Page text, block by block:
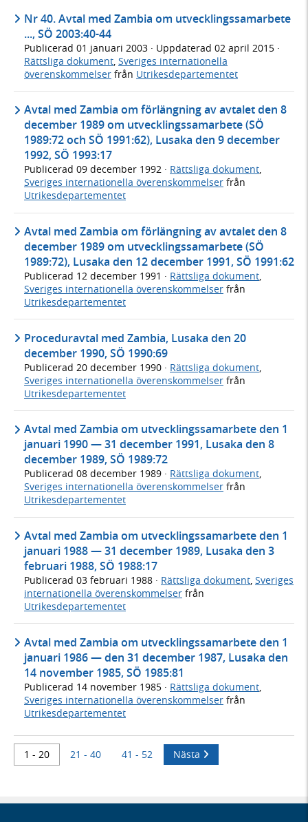
Nr 40. Avtal med Zambia om utvecklingssamarbete
..., SÖ 2003:40-44
Publicerad 01 januari 2003 · Uppdaterad 02 april 2015 ·
Rättsliga dokument Sveriges internationella
överenskommelser från Utrikesdepartementet
Avtal med Zambia om förlängning av avtalet den 8
december 1989 om utvecklingssamarbete (SÖ
1989:72 och SÖ 1991:62), Lusaka den 9 december
1992, SÖ 1993:17
Publicerad 09 december 1992 · Rättsliga dokument,
Sveriges internationella överenskommelser från
Utrikesdepartementet
Avtal med Zambia om förlängning av avtalet den 8
december 1989 om utvecklingssamarbete (SÖ
1989:72), Lusaka den 12 december 1991, SÖ 1991:62
Publicerad 12 december 1991 · Rättsliga dokument,
Sveriges internationella överenskommelser från
Utrikesdepartementet
Proceduravtal med Zambia, Lusaka den 20
december 1990, SÖ 1990:69
Publicerad 20 december 1990 · Rättsliga dokument
Sveriges internationella överenskommelser från
Utrikesdepartementet
Avtal med Zambia om utvecklingssamarbete den 1
januari 1990 — 31 december 1991, Lusaka den 8
december 1989, SÖ 1989:72
Publicerad 08 december 1989 · Rättsliga dokument,
Sveriges internationella överenskommelser från
Utrikesdepartementet
Avtal med Zambia om utvecklingssamarbete den 1
januari 1988 — 31 december 1989, Lusaka den 3
februari 1988, SÖ 1988:17
Publicerad 03 februari 1988 · Rättsliga dokument, Sveriges
internationella överenskommelser från
Utrikesdepartementet
Avtal med Zambia om utvecklingssamarbete den 1
januari 1986 — den 31 december 1987, Lusaka den
14 november 1985, SÖ 1985:81
Publicerad 14 november 1985 · Rättsliga dokument
Sveriges internationella överenskommelser från
Utrikesdepartementet
1 - 20 21 - 40 41 - 52 Nästa